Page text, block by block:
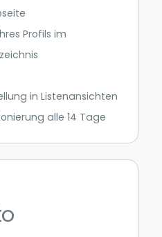
Profils im
in Listenansichten
alle 14 Tage